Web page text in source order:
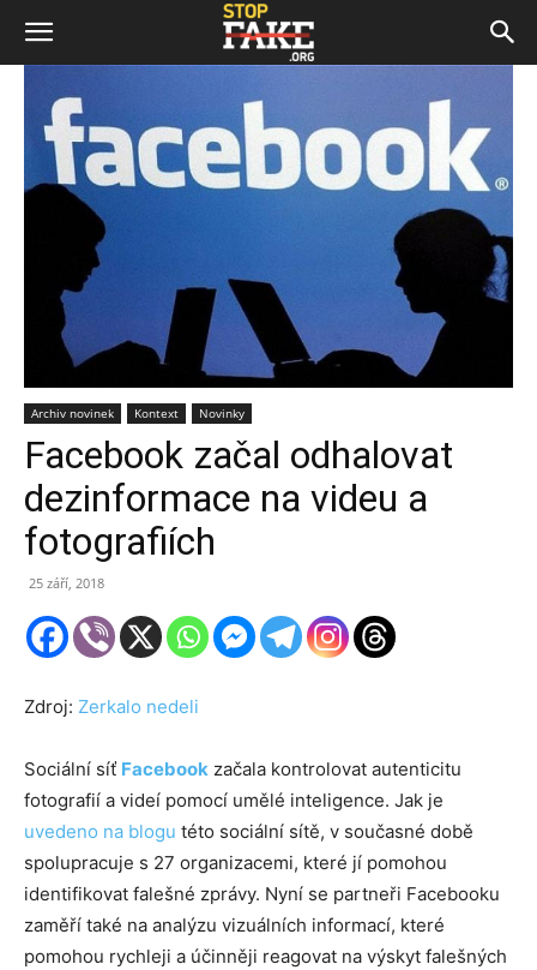
Archiv novinek Kontext Novinky
Facebook začal odhalovat
dezinformace na videu a
fotografiích
25 září, 2018
Zdroj: Zerkalo nedeli
Sociální síť Facebook začala kontrolovat autenticitu
fotografií a videí pomocí umělé inteligence. Jak je
uvedeno na blogu této sociální sítě, v současné době
spolupracuje s 27 organizacemi, které jí pomohou
identifikovat falešné zprávy. Nyní se partneři Facebooku
zaměří také na analýzu vizuálních informací, které
pomohou rychleji a účinněji reagovat na výskyt falešných